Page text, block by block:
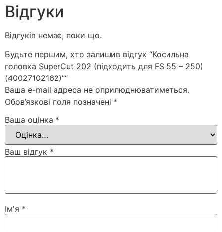
Відгуки
Відгуків немає, поки що.
Будьте першим, хто залишив відгук “Косильна
головка SuperCut 20­2 (підходить для FS 55 – 250)
(40027102162)”“
Ваша e-mail адреса не оприлюднюватиметься.
Обов’язкові поля позначені *
Ваша оцінка *
Ваш відгук *
Ім'я *